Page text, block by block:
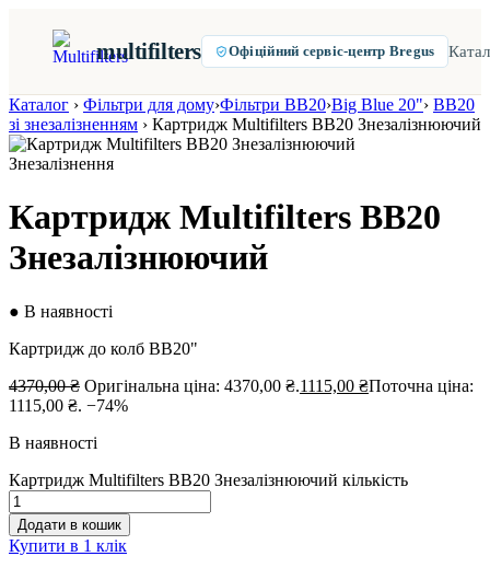
multifilters Офіційний сервіс-центр Bregus
Каталог › Фільтри для дому›Фільтри BB20›Big Blue 20"› ВВ20
зі знезалізненням › Картридж Multifilters BB20 Знезалізнюючий
Знезалізнення
Картридж Multifilters BB20
Знезалізнюючий
● В наявності
Картридж до колб BB20"
4370,00₴ Оригінальна ціна: 4370,00 ₴.1115,00 ₴Поточна ціна:
1115,00 ₴. −74%
В наявності
Картридж Multifilters BB20 Знезалізнюючий кількість
Додати в кошик
Купити в 1 клік